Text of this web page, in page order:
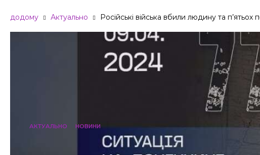
додому Актуально Російські війська вбили людину та
АКТУАЛЬНО НОВИНИ